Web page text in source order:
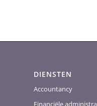
DIENSTEN
Accountancy
Financiële